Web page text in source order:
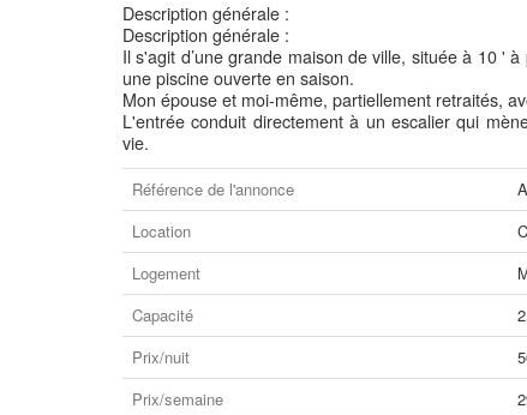
Description générale :
Description générale :
Il s'agit d’une grande maison de ville, située à 10 '
une piscine ouverte en saison.
Mon épouse et moi-même, partiellement retraités,
L'entrée conduit directement à un escalier qui
vie.
Référence de l'annonce
Location
Logement
Capacité
Prix/nuit
Prix/semaine